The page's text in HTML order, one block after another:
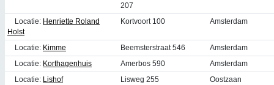
207
Locatie: Henriette Roland
Holst
Kortvoort 100 Amsterdam
Locatie: Kimme Beemsterstraat 546
Amsterdam
Locatie: Korthagenhuis Amerbos 590
Amsterdam
Locatie: Lishof Lisweg 255
Oostzaan